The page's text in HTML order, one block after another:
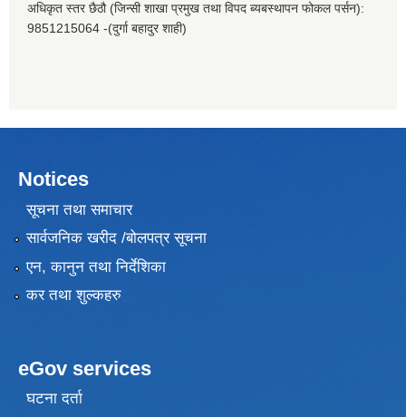
अधिकृत स्तर छैठौ (जिन्सी शाखा प्रमुख तथा विपद ब्यबस्थापन फोकल पर्सन):
9851215064 -(दुर्गा बहादुर शाही)
Notices
सूचना तथा समाचार
सार्वजनिक खरीद /बोलपत्र सूचना
एन, कानुन तथा निर्देशिका
कर तथा शुल्कहरु
eGov services
घटना दर्ता